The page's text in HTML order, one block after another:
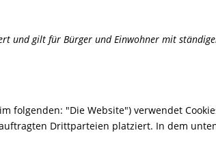
und gilt für Bürger und Einwohner mit
folgenden: "Die Website") verwendet
Drittparteien platziert. In dem